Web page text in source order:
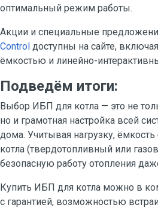
оптимальный режим работы.
Акции и специальные
Control доступны на сайте,
ёмкостью и линейно-
Подведём итоги:
Выбор ИБП для котла — это не
но и грамотная настройка всей
дома. Учитывая нагрузку, ёмкость
котла (твердотопливный или
безопасную работу отопления
Купить ИБП для котла можно в
с гарантией, возможностью